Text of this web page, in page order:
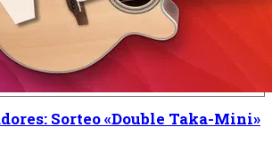
Sorteo «Double Taka-Mini»